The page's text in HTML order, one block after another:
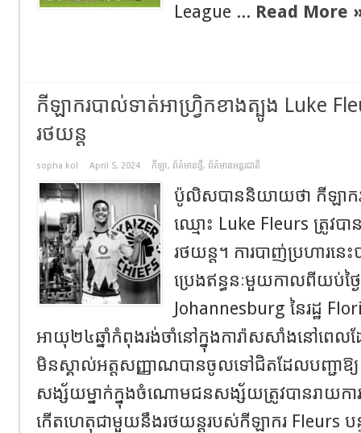
League ... Read More
កីឡាករបាល់ទាត់អាហ្រ្វិកខាងត្បូង Luke
រថយន្ត
sopha kol April 5, 2024 កីឡា, ព័ត៌មានថ្មី, ព័ត៌មានអន្តរជាតិ
ប៉ូលិសបាននិយាយថា កីឡាករ
ឈ្មោះ Luke Fleurs ត្រូវបា
រថយន្ត។ ការបាញ់ប្រហារន
ប្រេងឥន្ធនៈមួយកាលពីយប់ថ្
Johannesburg នៃរដ្ឋ
អាយុ២៤ឆ្នាំកំពុងរង់ចាំនៅក្នុងការ៉ាសសាំងនៅពេលដែ
មិនស្គាល់អត្តសញ្ញាណបានចូលទៅជិតដែលបញ្ជាឱ្
សង្ស័យម្នាក់ក្នុងចំណោមជនសង្ស័យត្រូវបានរាយកា
កើតហេតុជាមួយនឹងរថយន្តរបស់កីឡាករ Fleurs បន្